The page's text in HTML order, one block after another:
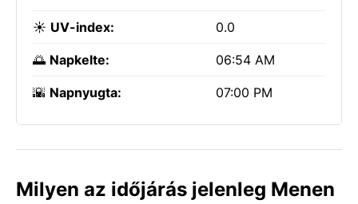
☀️ UV-index: 0.0
🌅 Napkelte: 06:54 AM
🌇 Napnyugta: 07:00 PM
Milyen az időjárás jelenleg Menen